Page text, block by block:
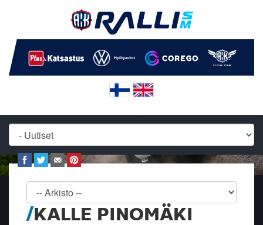
KALLE PINOMÄKI